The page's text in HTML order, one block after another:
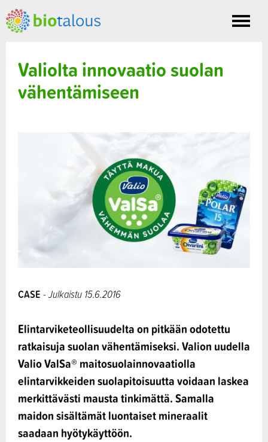
Toggle
Valiolta innovaatio suolan
vähentämiseen
CASE - Julkaistu 15.6.2016
Elintarviketeollisuudelta on pitkään odotettu
ratkaisuja suolan vähentämiseksi. Valion uudella
Valio ValSa® maitosuolainnovaatiolla
elintarvikkeiden suolapitoisuutta voidaan laskea
merkittävästi mausta tinkimättä. Samalla
maidon sisältämät luontaiset mineraalit
saadaan hyötykäyttöön.